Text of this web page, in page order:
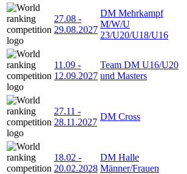
27.08 -
29.08.2027
DM Mehrkampf
M/W/U
23/U20/U18/U16
11.09 -
12.09.2027
Team DM U16/U20
und Masters
27.11 -
28.11.2027
DM Cross
18.02 -
20.02.2028
DM Halle
Männer/Frauen